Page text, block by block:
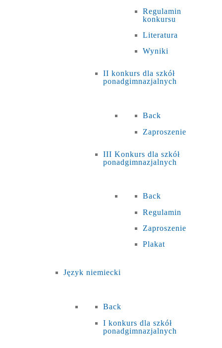
Regulamin
konkursu
Literatura
Wyniki
II konkurs dla szkół
ponadgimnazjalnych
Back
Zaproszenie
III Konkurs dla szkół
ponadgimnazjalnych
Back
Regulamin
Zaproszenie
Plakat
Język niemiecki
Back
I konkurs dla szkół
ponadgimnazjalnych